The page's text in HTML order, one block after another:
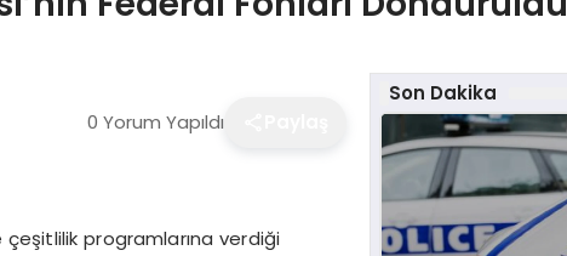
0 Yorum Yapıldı
çeşitlilik programlarına verdiği
Son Dakika